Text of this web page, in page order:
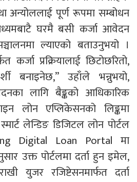
अन्योललाई पूर्ण रूपमा सम्बोधन
घरमै बसी कर्जा आवेदन
ल्याएको बताउनुभयो ।
कर्जा प्रक्रियालाई छिटोछरितो,
बनाइनेछ,” उहाँले भन्नुभयो,
लागि बैङ्कको आधिकारिक
लोन एप्लिकेसनको लिङ्कमा
लेन्डिङ डिजिटल लोन पोर्टल
Digital Loan Portal मा
उक्त पोर्टलमा दर्ता हुन इमेल,
युजर रजिष्टेसनमार्फत दर्ता